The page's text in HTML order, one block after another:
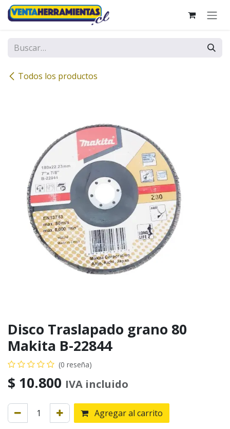
Ir al contenido
Todos los productos
Disco Traslapado grano 80
Makita B-22844
(0 reseña)
$ 10.800 IVA incluido
Agregar al carrito